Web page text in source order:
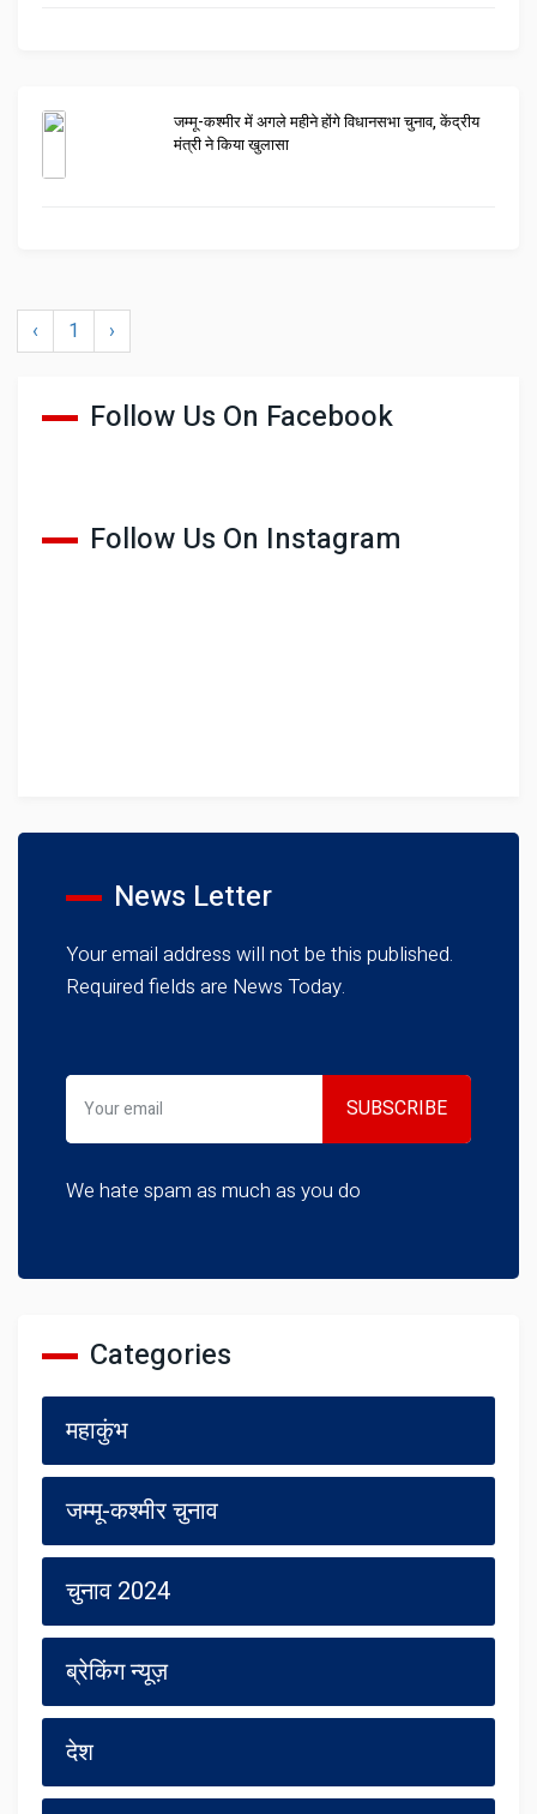
जम्मू-कश्मीर में अगले महीने होंगे विधानसभा चुनाव, केंद्रीय
मंत्री ने किया खुलासा
‹ 1 ›
Follow Us On Facebook
Follow Us On Instagram
News Letter
Your email address will not be this published.
Required fields are News Today.
We hate spam as much as you do
Categories
महाकुंभ
जम्मू-कश्मीर चुनाव
चुनाव 2024
ब्रेकिंग न्यूज़
देश